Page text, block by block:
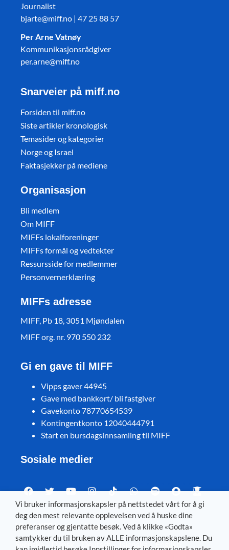
Journalist
bjarte@miff.no | 47 25 88 57
Per Arne Vatnøy
Kommunikasjonsrådgiver
per.arne@miff.no
Snarveier på miff.no
Forsiden til miff.no
Siste artikler kronologisk
Temasider og kategorier
Norge og Israel
Faktasjekker på mediene
Organisasjon
Bli medlem
Om MIFF
MIFFs lokalforeninger
MIFFs formål og vedtekter
Ressursside for medlemmer
Personvernerklæring
MIFFs adresse
MIFF, Pb 18, 3051 Mjøndalen
MIFF org. nr. 970 550 232
Gi en gave til MIFF
Vipps gaver 44945
Gave med bankkort/ bli fastgiver
Gavekonto 78770654539
Kontingentkonto 12040444791
Start en bursdagsinnsamling til MIFF
Sosiale medier
Visit MIFF in other languages
Svenska– Dansk–Deutsch–Íslenska–English
Vi bruker informasjonskapsler på nettstedet vårt for å gi
deg den mest relevante opplevelsen ved å huske dine
preferanser og gjentatte besøk. Ved å klikke «Godta»
samtykker du til bruken av ALLE informasjonskapslene. Du